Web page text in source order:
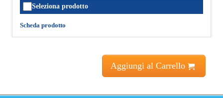
Seleziona prodotto
Scheda prodotto
Aggiungi al Carrello